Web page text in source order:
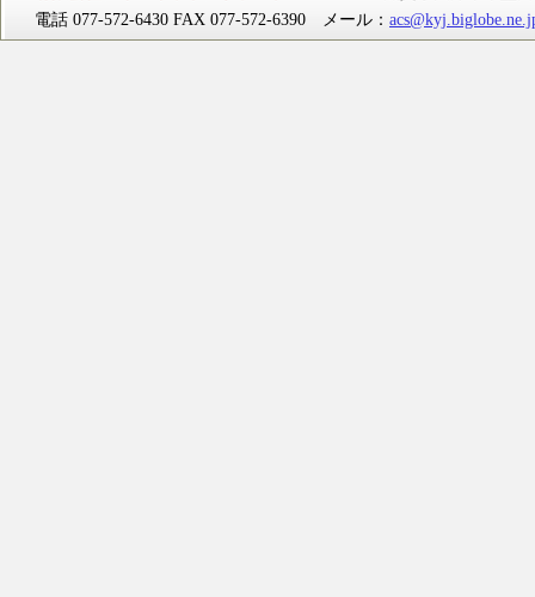
電話 077-572-6430 FAX 077-572-6390 メール：